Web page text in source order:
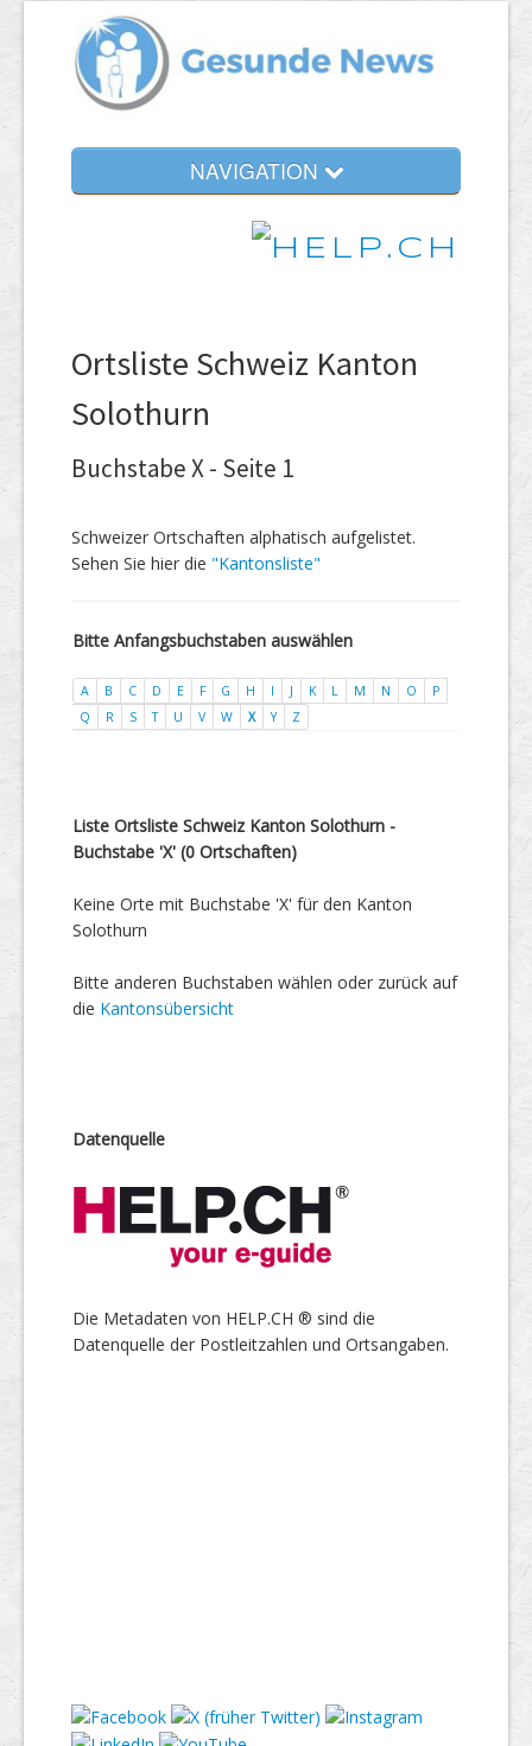
NAVIGATION
Ortsliste Schweiz Kanton
Solothurn
Buchstabe X - Seite 1
Schweizer Ortschaften alphatisch aufgelistet.
Sehen Sie hier die "Kantonsliste"
Bitte Anfangsbuchstaben auswählen
A B C D E F G H I J K L M N O
P
Q
R S T U V W X Y Z
Liste Ortsliste Schweiz Kanton Solothurn -
Buchstabe 'X' (0 Ortschaften)
Keine Orte mit Buchstabe 'X' für den Kanton
Solothurn
Bitte anderen Buchstaben wählen oder zurück auf
die Kantonsübersicht
Datenquelle
Die Metadaten von HELP.CH ® sind die
Datenquelle der Postleitzahlen und Ortsangaben.